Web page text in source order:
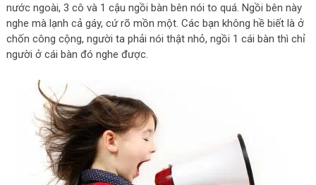
nước ngoài, 3 cô và 1 cậu ngồi bàn bên nói to quá. Ngồi bên này
nghe mà lạnh cả gáy, cứ rõ mồn một. Các bạn không hề biết là ở
chốn công cộng, người ta phải nói thật nhỏ, ngồi 1 cái bàn thì chỉ
người ở cái bàn đó nghe được.